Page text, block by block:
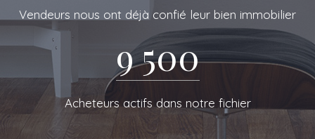
Vendeurs nous ont déjà confié leur bien immobilier
9 500
Acheteurs actifs dans notre fichier